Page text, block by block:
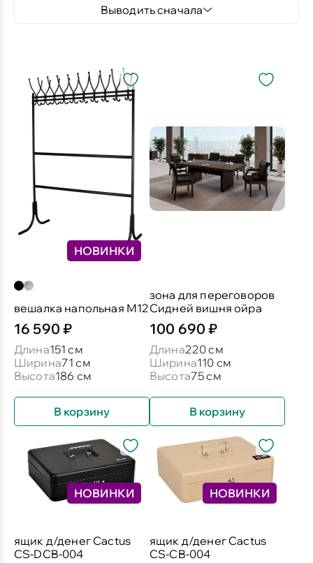
Выводить сначала
НОВИНКИ
вешалка напольная М12
16 590 ₽
Длина151 см
Ширина71 см
Высота186 см
В корзину
зона для переговоров
Сидней вишня ойра
100 690 ₽
Длина220 см
Ширина110 см
Высота75 см
В корзину
НОВИНКИ
ящик д/денег Cactus
CS-DCB-004
НОВИНКИ
ящик д/денег Cactus
CS-CB-004